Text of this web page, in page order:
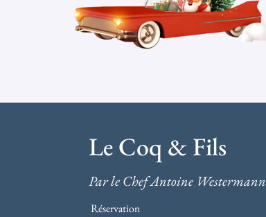
Le Coq & Fils
Par le Chef Antoine Westermann
Réservation